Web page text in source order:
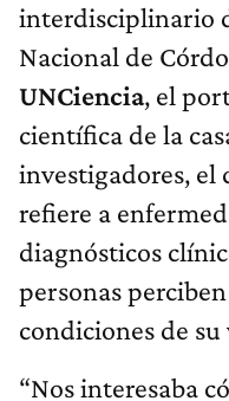
interdisciplinario
Nacional de
UNCiencia, el
científica de la
investigadores, el
refiere a
diagnósticos
personas
condiciones de
“Nos interesaba